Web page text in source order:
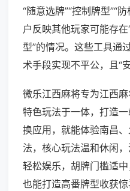
“随意选牌”“控制牌型”“
户反映其他玩家可能存
型”的情况。这些工具通
术手段实现不平公，且“
微乐江西麻将专为江西
特色玩法于一体，打造
换应用，就能体验南昌
法，核心玩法温和休闲
轻松娱乐，胡牌门槛适中
也能打造高番牌型收获